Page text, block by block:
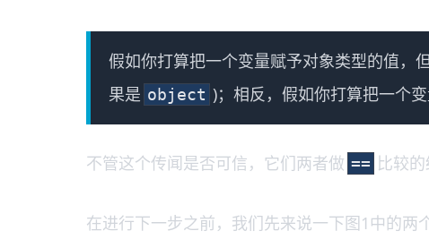
假如你打算把一个变量赋予对象类型的值，
果是 object )；相反，假如你打算把一个
不管这个传闻是否可信，它们两者做 == 比较
在进行下一步之前，我们先来说一下图1中的两